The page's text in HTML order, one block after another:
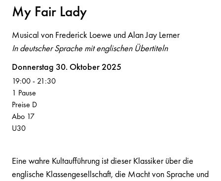
Eine wahre Kultaufführung ist dieser Klassiker über die
englische Klassengesellschaft, die Macht von Sprache und
My Fair Lady
Musical von Frederick Loewe und Alan Jay Lerner
In deutscher Sprache mit englischen Übertiteln
Volksoper
Donnerstag 30. Oktober 2025
19:00- 21:30
1 Pause
Preise D
Abo 17
U30